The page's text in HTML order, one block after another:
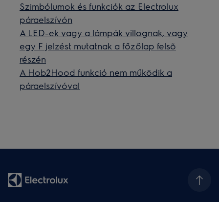
Szimbólumok és funkciók az Electrolux
páraelszívón
A LED-ek vagy a lámpák villognak, vagy
egy F jelzést mutatnak a főzőlap felsõ
részén
A Hob2Hood funkció nem működik a
páraelszívóval